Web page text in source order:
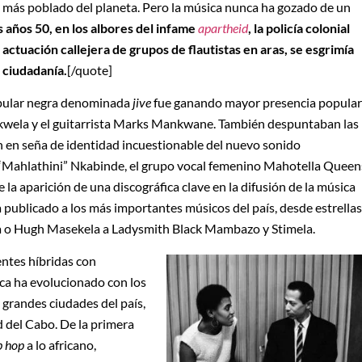
poblado del planeta. Pero la música nunca ha gozado de un
años 50, en los albores del infame apartheid, la policía colonial
callejera de grupos de flautistas en aras, se esgrimía
[/quote]
negra denominada jivefue ganando mayor presencia popular
y el guitarrista Marks Mankwane. También despuntaban las
seña de identidad incuestionable del nuevo sonido
Nkabinde, el grupo vocal femenino Mahotella
aparición de una discográfica clave en la difusión de la música
a los más importantes músicos del país, desde estrellas
Hugh Masekela a Ladysmith Black Mambazo y Stimela.
híbridas con
ha evolucionado con los
ciudades del país,
del Cabo. De la primera
hopa lo africano,